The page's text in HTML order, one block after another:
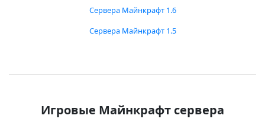
Сервера Майнкрафт 1.6
Сервера Майнкрафт 1.5
Игровые Майнкрафт сервера